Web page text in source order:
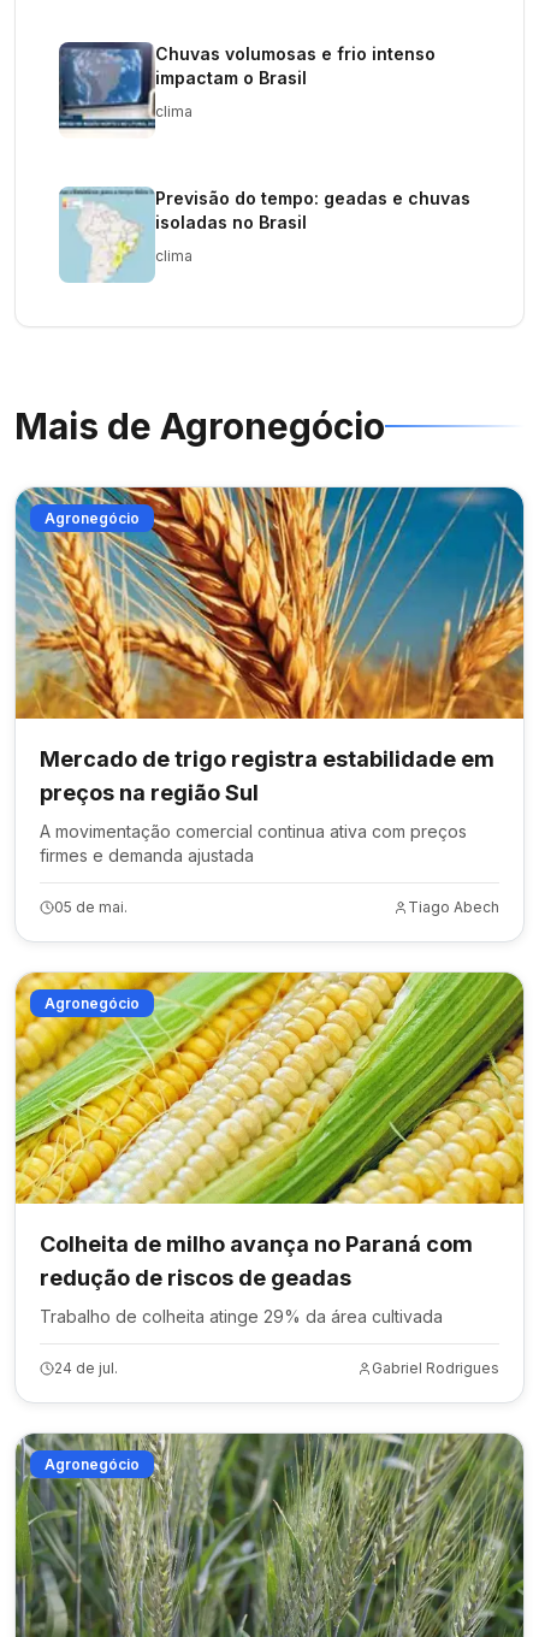
Chuvas volumosas e frio intenso
impactam o Brasil
clima
Previsão do tempo: geadas e chuvas
isoladas no Brasil
clima
Mais de Agronegócio
Agronegócio
Mercado de trigo registra estabilidade em
preços na região Sul
A movimentação comercial continua ativa com preços
firmes e demanda ajustada
05 de mai. Tiago Abech
Agronegócio
Colheita de milho avança no Paraná com
redução de riscos de geadas
Trabalho de colheita atinge 29% da área cultivada
24 de jul. Gabriel Rodrigues
Agronegócio